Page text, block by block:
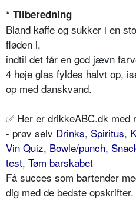
* Tilberedning
Bland kaffe og sukker i en
fløden i,
indtil det får en god jævn
4 høje glas fyldes halvt op,
op med danskvand.
✅ Her er drikkeABC.dk
- prøv selv Drinks, Spiritus,
Vin Quiz, Bowle/punch,
test, Tøm barskabet
Få succes som bartender
dig med de bedste opskrifter.